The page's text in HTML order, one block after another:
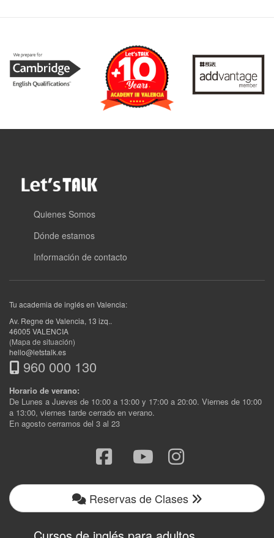
Quienes Somos
Dónde estamos
Información de contacto
Tu academia de inglés en Valencia:
Av. Regne de Valencia, 13 izq..
46005 VALENCIA
(Mapa de situación)
hello@letstalk.es
960 000 130
Horario de verano:
De Lunes a Jueves de 10:00 a 13:00 y 17:00 a 20:00. Viernes de 10:00
a 13:00, viernes tarde cerrado en verano.
En agosto cerramos del 3 al 23
Reservas de Clases